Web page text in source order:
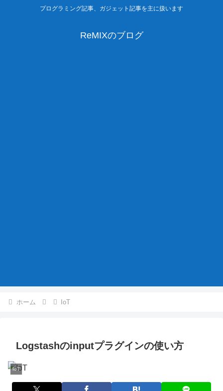
プログラミング記事、ガジェット記事を主に扱います
ReMIXのブログ
ホーム IoT
Logstashのinputプラグインの使い方
IoT